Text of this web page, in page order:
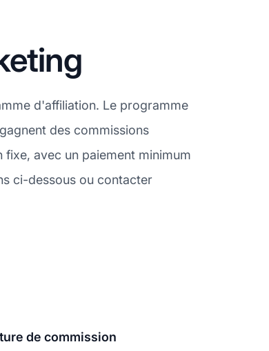
d'affiliation. Le programme
des commissions
avec un paiement minimum
ci-dessous ou contacter
de commission